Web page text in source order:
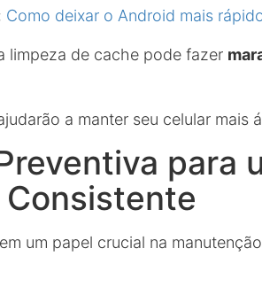
Como deixar o Android mais
limpeza de cache pode fazer
a manter seu celular mais
para
um papel crucial na